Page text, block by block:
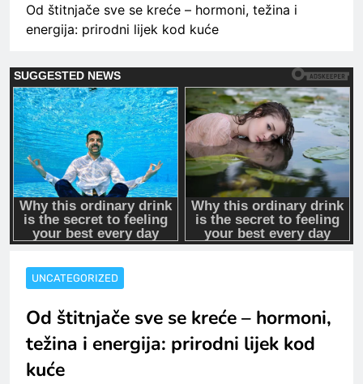
Od štitnjače sve se kreće – hormoni, težina i
energija: prirodni lijek kod kuće
UNCATEGORIZED
Od štitnjače sve se kreće – hormoni,
težina i energija: prirodni lijek kod
kuće